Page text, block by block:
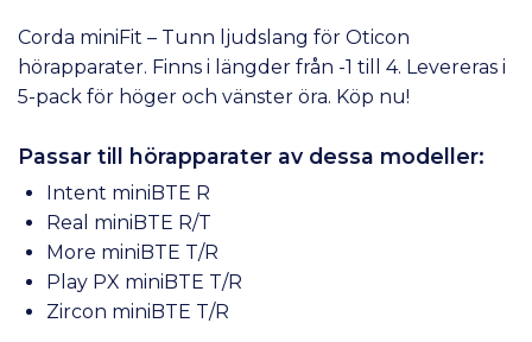
Corda miniFit – Tunn ljudslang för Oticon
hörapparater. Finns i längder från -1 till 4. Levereras i
5-pack för höger och vänster öra. Köp nu!
Passar till hörapparater av dessa modeller:
Intent miniBTE R
Real miniBTE R/T
More miniBTE T/R
Play PX miniBTE T/R
Zircon miniBTE T/R